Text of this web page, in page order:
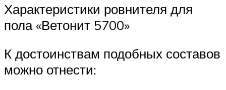
Характеристики ровнителя для
пола «Ветонит 5700»
К достоинствам подобных составов
можно отнести: